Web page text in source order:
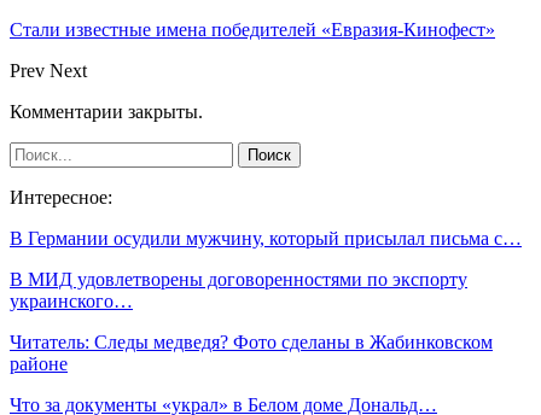
Стали известные имена победителей «Евразия-Кинофест»
Prev Next
Комментарии закрыты.
Интересное:
В Германии осудили мужчину, который присылал письма с…
В МИД удовлетворены договоренностями по экспорту
украинского…
Читатель: Следы медведя? Фото сделаны в Жабинковском
районе
Что за документы «украл» в Белом доме Дональд…